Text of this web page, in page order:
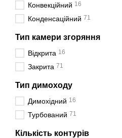
Конвекційний 16
Конденсаційний 71
Тип камери згоряння
Відкрита 16
Закрита 71
Тип димоходу
Димохідний 16
Турбований 71
Кількість контурів